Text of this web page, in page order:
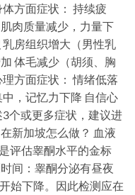
方面症状： 持续疲
肉质量减少，力量下
房组织增大（男性乳
体毛减少（胡须、胸
方面症状： 情绪低落
，记忆力下降 自信心
个或更多症状，建议进
新加坡怎么做？ 血液
评估睾酮水平的金标
间：睾酮分泌有昼夜
始下降。因此检测应在